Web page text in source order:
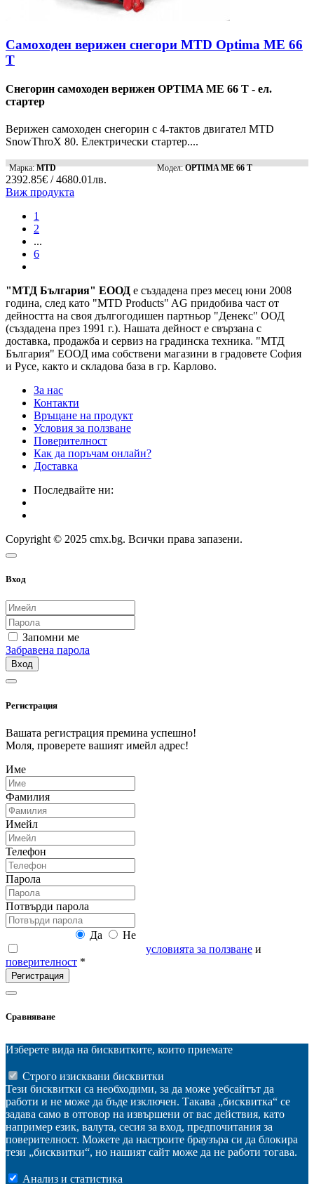
Самоходен верижен снегори MTD Optima ME 66
T
Снегорин самоходен верижен OPTIMA МE 66 T - ел.
стартер
Верижен самоходен снегорин с 4-тактов двигател MTD
SnowThroX 80. Електрически стартер....
Марка:MTD Модел:OPTIMA МE 66 T
2392.85€ / 4680.01лв.
Виж продукта
1
2
...
6
"МТД България" ЕООД е създадена през месец юни 2008
година, след като "MTD Products" AG придобива част от
дейността на своя дългогодишен партньор "Денекс" ООД
(създадена през 1991 г.). Нашата дейност е свързана с
доставка, продажба и сервиз на градинска техника. "МТД
България" ЕООД има собствени магазини в градовете София
и Русе, както и складова база в гр. Карлово.
За нас
Контакти
Връщане на продукт
Условия за ползване
Поверителност
Как да поръчам онлайн?
Доставка
Последвайте ни:
Copyright © 2025 cmx.bg. Всички права запазени.
Вход
Запомни ме
Забравена парола
Вход
Регистрация
Вашата регистрация премина успешно!
Моля, проверете вашият имейл адрес!
Име
Фамилия
Имейл
Телефон
Парола
Потвърди парола
Да
Не
условията за ползване и
поверителност *
Регистрация
Сравняване
Изберете вида на бисквитките, които приемате
Строго изисквани бисквитки
Тези бисквитки са необходими, за да може уебсайтът да
работи и не може да бъде изключен. Такава „бисквитка“ се
задава само в отговор на извършени от вас действия, като
например език, валута, сесия за вход, предпочитания за
поверителност. Можете да настроите браузъра си да блокира
тези „бисквитки“, но нашият сайт може да не работи тогава.
Анализ и статистика